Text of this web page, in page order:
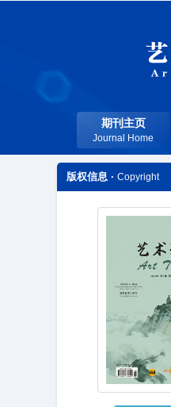
期刊主页
Journal Home
版权信息 · Copyright